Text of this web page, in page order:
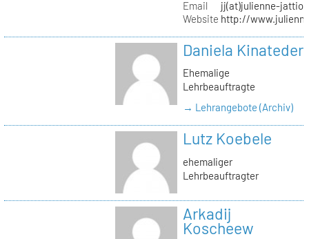
Email
jj(at)julienne-
Website http://
Daniela Kinateder
Ehemalige
Lehrbeauftragte
→ Lehrangebote (Archiv)
Lutz Koebele
ehemaliger
Lehrbeauftragter
Arkadij
Koscheew